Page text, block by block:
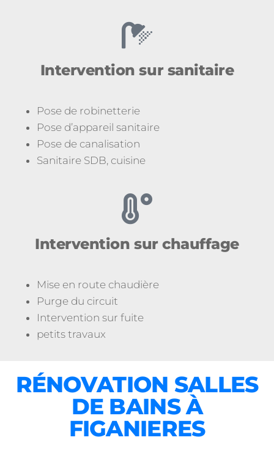
Intervention sur sanitaire
Pose de robinetterie
Pose d’appareil sanitaire
Pose de canalisation
Sanitaire SDB, cuisine
Intervention sur chauffage
Mise en route chaudière
Purge du circuit
Intervention sur fuite
petits travaux
RÉNOVATION SALLES
DE BAINS À
FIGANIERES